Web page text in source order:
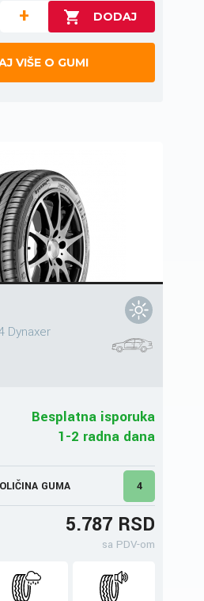
+
VIŠE O GUMI
Dynaxer
Besplatna isporuka
1-2 radna dana
GUMA 4
5.787 RSD
sa PDV-om